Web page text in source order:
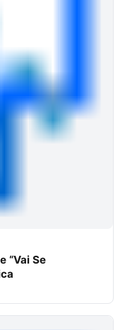
“Vai Se